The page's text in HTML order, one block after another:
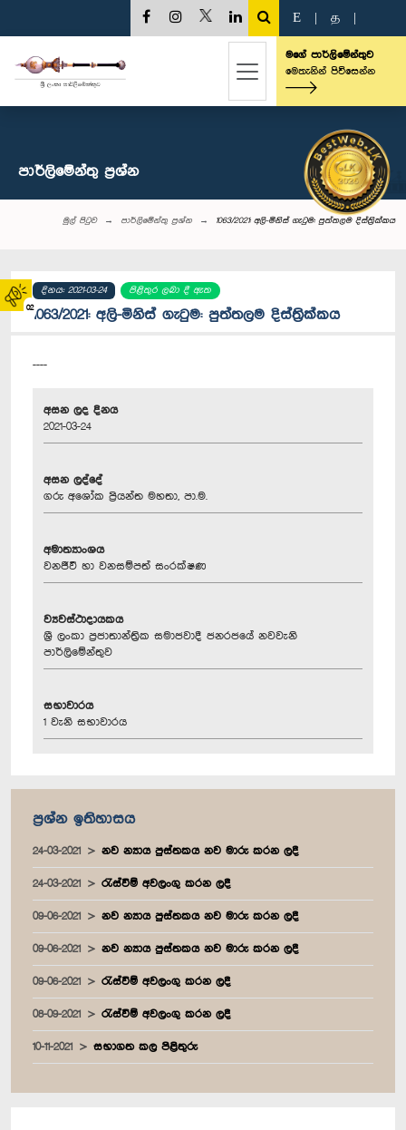
02
E த
මගේ පාර්ලිමේන්තුව
මෙතැනින් පිවිසෙන්න
පාර්ලි‌මේන්තු‌ ප්‍රශ්න
මුල් පිටුව පාර්ලි‌මේන්තු‌ ප්‍රශ්න 1063/2021: අලි-මිනිස් ගැටුම: පුත්තලම දිස්ත්‍රික්කය
දිනය: 2021-03-24 පිළිතුර ලබා දී ඇත
1063/2021: අලි-මිනිස් ගැටුම: පුත්තලම දිස්ත්‍රික්කය
----
අසන ලද දිනය
2021-03-24
අසන ලද්දේ
ගරු අශෝක ප්‍රියන්ත මහතා, පා.ම.
අමාත්‍යාංශය
වනජීවී හා වනසම්පත් සංරක්ෂණ
ව්‍යවස්ථාදායකය
ශ්‍රී ලංකා ප්‍රජාතාන්ත්‍රික සමාජවාදී ජනරජයේ නවවැනි
පාර්ලිමේන්තුව
සභාවාරය
1 වැනි සභාවාරය
ප්‍රශ්න ඉතිහාසය
24-03-2021 නව න්‍යාය පුස්තකය නව මාරු කරන ලදී
24-03-2021 රැස්වීම් අවලංගු කරන ලදී
09-06-2021 නව න්‍යාය පුස්තකය නව මාරු කරන ලදී
09-06-2021 නව න්‍යාය පුස්තකය නව මාරු කරන ලදී
09-06-2021 රැස්වීම් අවලංගු කරන ලදී
08-09-2021 රැස්වීම් අවලංගු කරන ලදී
10-11-2021 සභාගත කල පිළිතුරු